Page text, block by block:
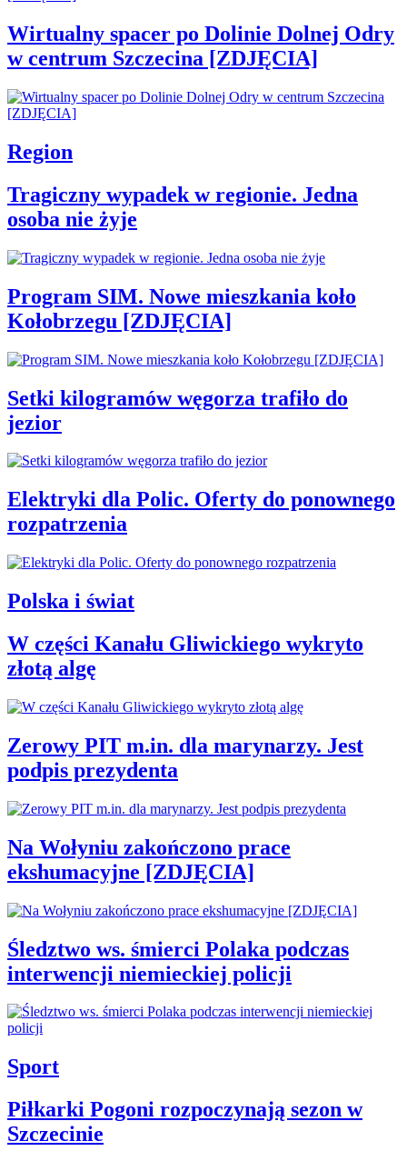
Wirtualny spacer po Dolinie Dolnej Odry
w centrum Szczecina [ZDJĘCIA]
Region
Tragiczny wypadek w regionie. Jedna
osoba nie żyje
Program SIM. Nowe mieszkania koło
Kołobrzegu [ZDJĘCIA]
Setki kilogramów węgorza trafiło do
jezior
Elektryki dla Polic. Oferty do ponownego
rozpatrzenia
Polska i świat
W części Kanału Gliwickiego wykryto
złotą algę
Zerowy PIT m.in. dla marynarzy. Jest
podpis prezydenta
Na Wołyniu zakończono prace
ekshumacyjne [ZDJĘCIA]
Śledztwo ws. śmierci Polaka podczas
interwencji niemieckiej policji
Sport
Piłkarki Pogoni rozpoczynają sezon w
Szczecinie